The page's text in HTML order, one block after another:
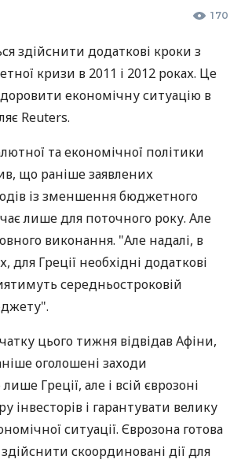
170
здійснити додаткові кроки з
кризи в 2011 і 2012 роках. Це
економічну ситуацію в
Reuters.
та економічної політики
що раніше заявлених
із зменшення бюджетного
лише для поточного року. Але
виконання. "Але надалі, в
для Греції необхідні додаткові
середньостроковій
цього тижня відвідав Афіни,
оголошені заходи
Греції, але і всій єврозоні
інвесторів і гарантувати велику
ситуації. Єврозона готова
скоординовані дії для